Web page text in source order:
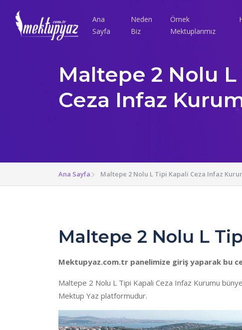
Ana
Sayfa
Neden
Biz
Örnek
Mektuplarımız
Maltepe 2 Nolu
Ceza Infaz
Ana Sayfa Maltepe 2 Nolu L Tipi Kapali Ceza Infaz
Maltepe 2 Nolu L
Mektupyaz.com.tr panelimize giriş yaparak bu
Maltepe 2 Nolu L Tipi Kapali Ceza Infaz Kurumu
Mektup Yaz platformudur.